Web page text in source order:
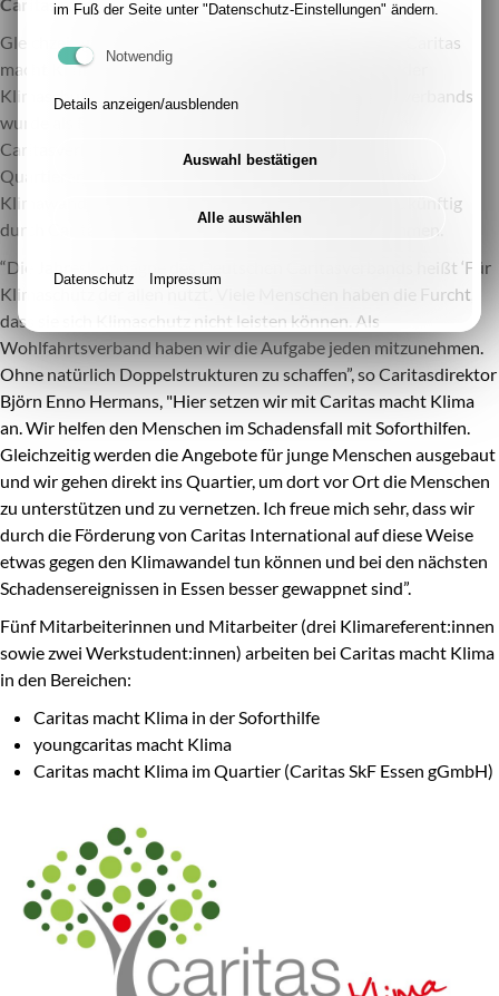
Gleichzeitig war der Termin das offizielle Kick-off von Caritas
macht Klima. Denn nach den Baumpflanzungen geht der
Klimaschutz weiter. Das neue Arbeitsfeld des Caritasverbands
wurde als Reaktion auf die Flutkatastrophe 2021 vom
Caritasverband initiiert. In den Bereichen Soforthilfe,
Quartierarbeit und Jugendbildung werden die Themen
Klimawandel, Prävention und Katastrophenschutz zukünftig
durch Caritas macht Klima stärker in den Blick genommen.
“Die Jahreskampagne des Deutschen Caritasverbands heißt ‘Für
Klimaschutz der allen nutzt’. Viele Menschen haben die Furcht,
dass sie sich Klimaschutz nicht leisten können. Als
Wohlfahrtsverband haben wir die Aufgabe jeden mitzunehmen.
Ohne natürlich Doppelstrukturen zu schaffen”, so Caritasdirektor
Björn Enno Hermans, "Hier setzen wir mit Caritas macht Klima
an. Wir helfen den Menschen im Schadensfall mit Soforthilfen.
Gleichzeitig werden die Angebote für junge Menschen ausgebaut
und wir gehen direkt ins Quartier, um dort vor Ort die Menschen
zu unterstützen und zu vernetzen. Ich freue mich sehr, dass wir
durch die Förderung von Caritas International auf diese Weise
etwas gegen den Klimawandel tun können und bei den nächsten
Schadensereignissen in Essen besser gewappnet sind”.
Fünf Mitarbeiterinnen und Mitarbeiter (drei Klimareferent:innen
sowie zwei Werkstudent:innen) arbeiten bei Caritas macht Klima
in den Bereichen:
Caritas macht Klima in der Soforthilfe
youngcaritas macht Klima
Caritas macht Klima im Quartier (Caritas SkF Essen gGmbH)
im Fuß der Seite unter "Datenschutz-Einstellungen" ändern.
Notwendig
Details anzeigen/ausblenden
Auswahl bestätigen
Alle auswählen
Datenschutz Impressum